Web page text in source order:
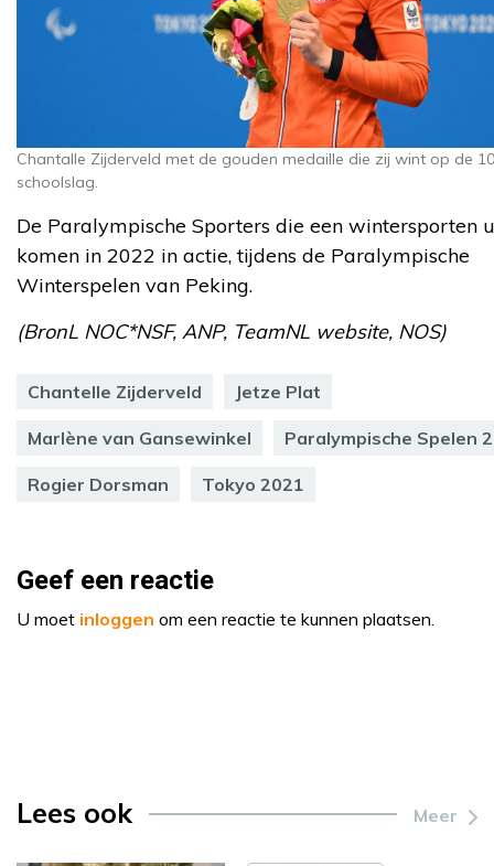
Chantalle Zijderveld met de gouden medaille die zij wint op de
schoolslag.
De Paralympische Sporters die een wintersporten
komen in 2022 in actie, tijdens de Paralympische
Winterspelen van Peking.
(BronL NOC*NSF, ANP, TeamNL website, NOS)
Chantelle Zijderveld Jetze Plat
Marlène van Gansewinkel Paralympische Spelen
Rogier Dorsman Tokyo 2021
Geef een reactie
U moet inloggen om een reactie te kunnen plaatsen.
Lees ook Meer